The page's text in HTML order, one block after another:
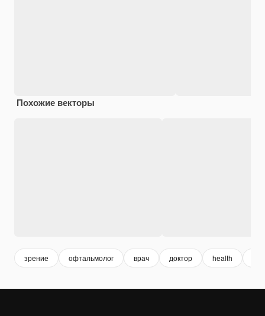
Похожие векторы
зрение офтальмолог врач доктор health